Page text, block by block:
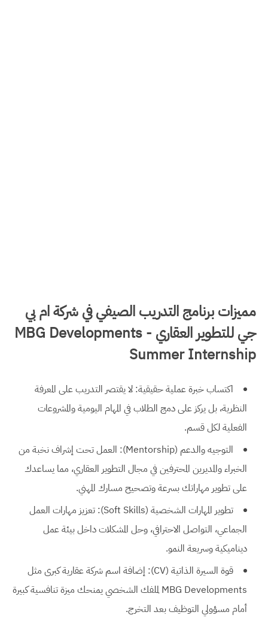
مميزات برنامج التدريب الصيفي في شركة ‏ام بي
جي للتطوير العقاري‏ - MBG Developments
Summer Internship
اكتساب خبرة عملية حقيقية: لا يقتصر التدريب على المعرفة
النظرية، بل يركز على دمج الطلاب في المهام اليومية والمشروعات
الفعلية لكل قسم.
التوجيه والدعم (Mentorship): العمل تحت إشراف نخبة من
الخبراء والمديرين المحترفين في مجال التطوير العقاري، مما يساعدك
على تطوير مهاراتك بسرعة وتصحيح مسارك المهني.
تطوير المهارات الشخصية (Soft Skills): تعزيز مهارات العمل
الجماعي، التواصل الاحترافي، وحل المشكلات داخل بيئة عمل
ديناميكية وسريعة النمو.
قوة السيرة الذاتية (CV): إضافة اسم شركة عقارية كبرى مثل
MBG Developments لملفك الشخصي يمنحك ميزة تنافسية كبيرة
أمام مسؤولي التوظيف بعد التخرج.